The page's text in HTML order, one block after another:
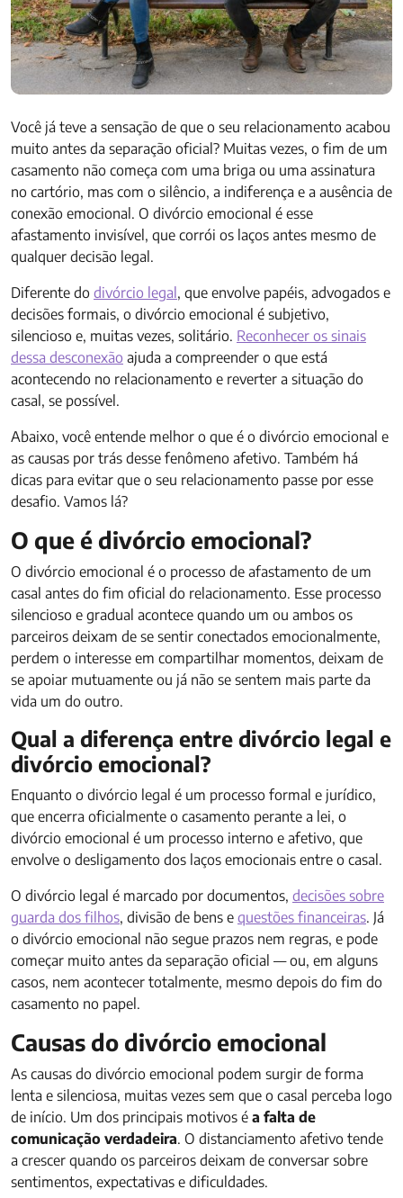
Você já teve a sensação de que o seu relacionamento acabou
muito antes da separação oficial? Muitas vezes, o fim de um
casamento não começa com uma briga ou uma assinatura
no cartório, mas com o silêncio, a indiferença e a ausência de
conexão emocional. O divórcio emocional é esse
afastamento invisível, que corrói os laços antes mesmo de
qualquer decisão legal.
Diferente do divórcio legal , que envolve papéis, advogados e
decisões formais, o divórcio emocional é subjetivo,
silencioso e, muitas vezes, solitário. Reconhecer os sinais
dessa desconexão ajuda a compreender o que está
acontecendo no relacionamento e reverter a situação do
casal, se possível.
Abaixo, você entende melhor o que é o divórcio emocional e
as causas por trás desse fenômeno afetivo. Também há
dicas para evitar que o seu relacionamento passe por esse
desafio. Vamos lá?
O que é divórcio emocional?
O divórcio emocional é o processo de afastamento de um
casal antes do fim oficial do relacionamento. Esse processo
silencioso e gradual acontece quando um ou ambos os
parceiros deixam de se sentir conectados emocionalmente,
perdem o interesse em compartilhar momentos, deixam de
se apoiar mutuamente ou já não se sentem mais parte da
vida um do outro.
Qual a diferença entre divórcio legal e
divórcio emocional?
Enquanto o divórcio legal é um processo formal e jurídico,
que encerra oficialmente o casamento perante a lei, o
divórcio emocional é um processo interno e afetivo, que
envolve o desligamento dos laços emocionais entre o casal.
O divórcio legal é marcado por documentos, decisões sobre
guarda dos filhos, divisão de bens e questões financeiras. Já
o divórcio emocional não segue prazos nem regras, e pode
começar muito antes da separação oficial — ou, em alguns
casos, nem acontecer totalmente, mesmo depois do fim do
casamento no papel.
Causas do divórcio emocional
As causas do divórcio emocional podem surgir de forma
lenta e silenciosa, muitas vezes sem que o casal perceba logo
de início. Um dos principais motivos é a falta de
comunicação verdadeira. O distanciamento afetivo tende
a crescer quando os parceiros deixam de conversar sobre
sentimentos, expectativas e dificuldades.